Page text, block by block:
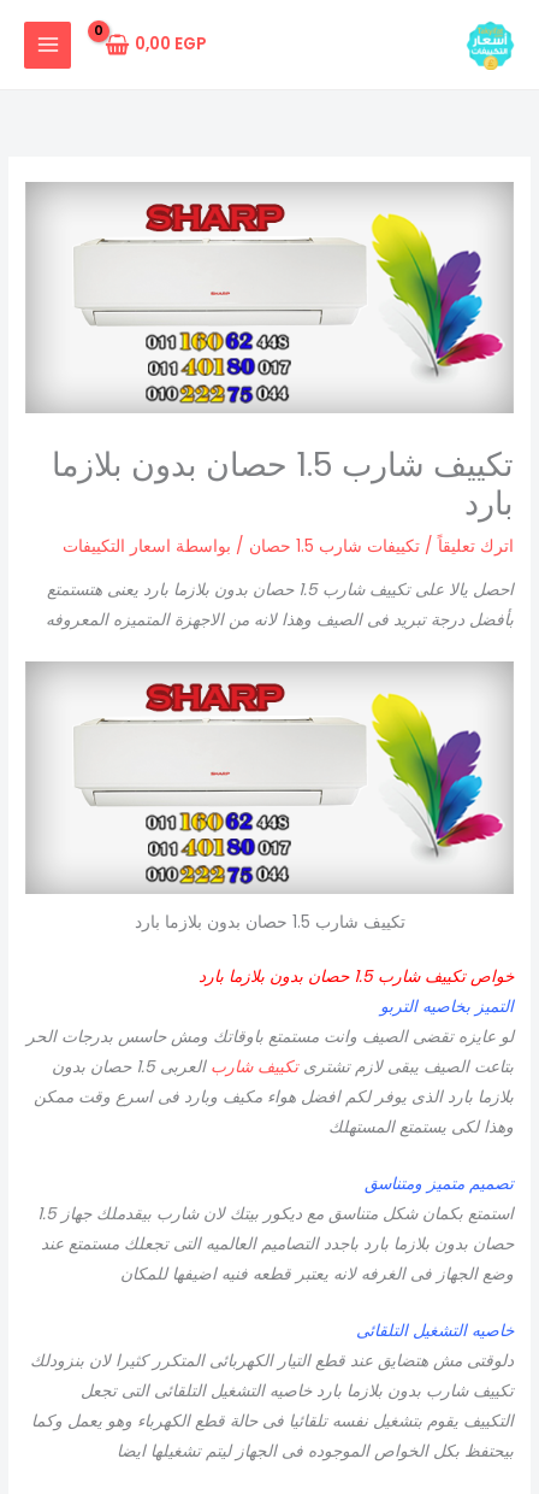
المحتوى
0,00 EGP
تكييف شارب 1.5 حصان بدون بلازما
بارد
اترك تعليقاً /تكييفات شارب 1.5 حصان / بواسطة اسعار التكييفات
احصل يالا على تكييف شارب 1.5 حصان بدون بلازما بارد يعنى هتستمتع
بأفضل درجة تبريد فى الصيف وهذا لانه من الاجهزة المتميزه المعروفه
تكييف شارب 1.5 حصان بدون بلازما بارد
خواص تكييف شارب 1.5 حصان بدون بلازما بارد
التميز بخاصيه التربو
لو عايزه تقضى الصيف وانت مستمتع باوقاتك ومش حاسس بدرجات الحر
بتاعت الصيف يبقى لازم تشترى تكييف شارب
العربى 1.5 حصان بدون
بلازما بارد الذى يوفر لكم افضل هواء مكيف وبارد فى اسرع وقت ممكن
وهذا لكى يستمتع المستهلك
تصميم متميز ومتناسق
استمتع بكمان شكل متناسق مع ديكور بيتك لان شارب بيقدملك جهاز 1.5
حصان بدون بلازما بارد باجدد التصاميم العالميه التى تجعلك مستمتع عند
وضع الجهاز فى الغرفه لانه يعتبر قطعه فنيه اضيفها للمكان
خاصيه التشغيل التلقائى
دلوقتى مش هتضايق عند قطع التيار الكهربائى المتكرر كثيرا لان بنزودلك
تكييف شارب بدون بلازما بارد خاصيه التشغيل التلقائى التى تجعل
التكييف يقوم بتشغيل نفسه تلقائيا فى حالة قطع الكهرباء وهو يعمل وكما
بيحتفظ بكل الخواص الموجوده فى الجهاز ليتم تشغيلها ايضا